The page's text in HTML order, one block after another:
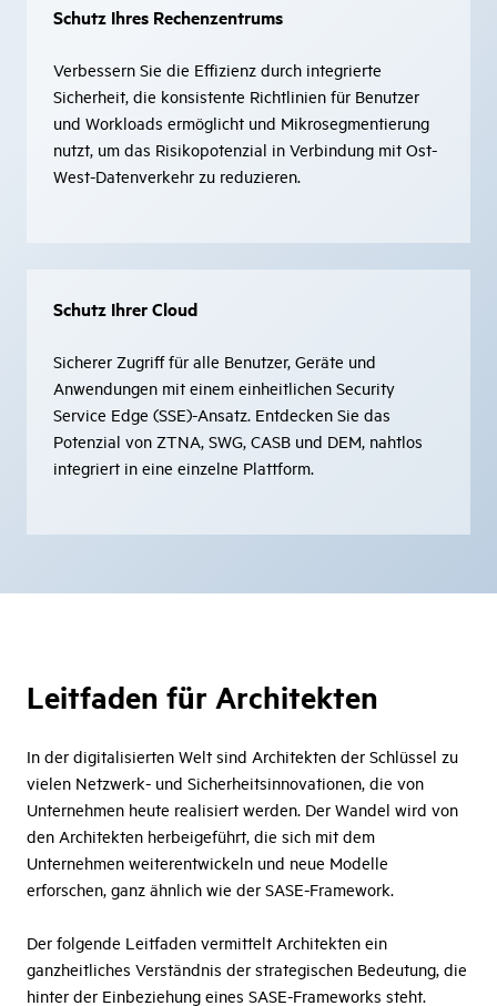
Schutz Ihres Rechenzentrums
Verbessern Sie die Effizienz durch integrierte
Sicherheit, die konsistente Richtlinien für Benutzer
und Workloads ermöglicht und Mikrosegmentierung
nutzt, um das Risikopotenzial in Verbindung mit Ost-
West-Datenverkehr zu reduzieren.
Schutz Ihrer Cloud
Sicherer Zugriff für alle Benutzer, Geräte und
Anwendungen mit einem einheitlichen Security
Service Edge (SSE)-Ansatz. Entdecken Sie das
Potenzial von ZTNA, SWG, CASB und DEM, nahtlos
integriert in eine einzelne Plattform.
Leitfaden für Architekten
In der digitalisierten Welt sind Architekten der Schlüssel zu
vielen Netzwerk- und Sicherheitsinnovationen, die von
Unternehmen heute realisiert werden. Der Wandel wird von
den Architekten herbeigeführt, die sich mit dem
Unternehmen weiterentwickeln und neue Modelle
erforschen, ganz ähnlich wie der SASE-Framework.
Der folgende Leitfaden vermittelt Architekten ein
ganzheitliches Verständnis der strategischen Bedeutung, die
hinter der Einbeziehung eines SASE-Frameworks steht.